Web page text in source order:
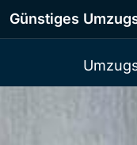
Günstiges